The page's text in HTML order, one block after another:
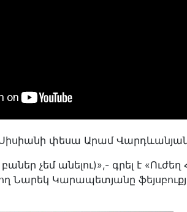
փեսա Արամ
բաներ չեմ անելու)»,- գրել է
Նարեկ Կարապետյանը